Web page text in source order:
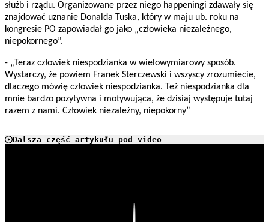
służb i rządu. Organizowane przez niego happeningi zdawały się
znajdować uznanie Donalda Tuska, który w maju ub. roku na
kongresie PO zapowiadał go jako „człowieka niezależnego,
niepokornego”.
- „Teraz człowiek niespodzianka w wielowymiarowy sposób.
Wystarczy, że powiem Franek Sterczewski i wszyscy zrozumiecie,
dlaczego mówię człowiek niespodzianka. Też niespodzianka dla
mnie bardzo pozytywna i motywująca, że dzisiaj występuje tutaj
razem z nami. Człowiek niezależny, niepokorny”
Dalsza część artykułu pod video